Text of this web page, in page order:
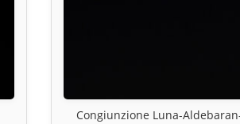
Congiunzione Luna-